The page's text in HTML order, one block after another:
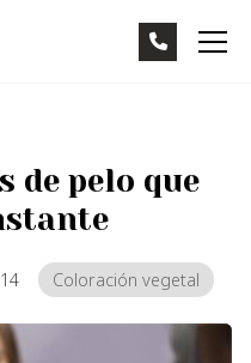
de pelo que
Coloración vegetal